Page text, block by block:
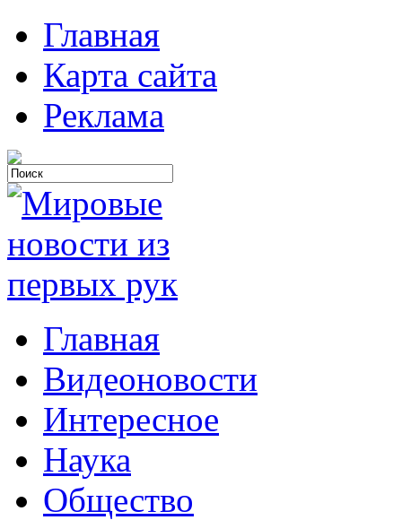
Главная
Карта сайта
Реклама
Главная
Видеоновости
Интересное
Наука
Общество